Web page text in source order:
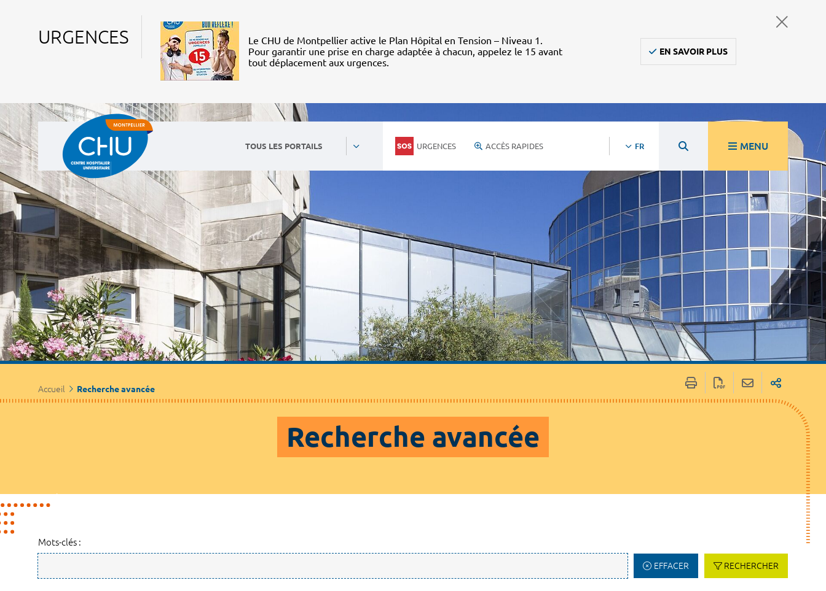
URGENCES
Le CHU de Montpellier active le Plan Hôpital en Tension – Niveau 1.
Pour garantir une prise en charge adaptée à chacun, appelez le 15 avant
tout déplacement aux urgences.
EN SAVOIR PLUS
TOUS LES PORTAILS URGENCES ACCÈS RAPIDES FR MENU
Accueil Recherche avancée
Recherche avancée
Mots-clés :
EFFACER RECHERCHER